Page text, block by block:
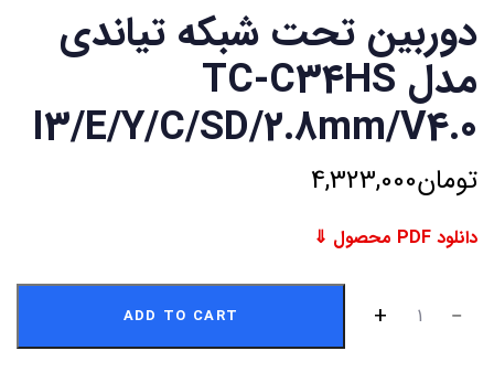
دوربین تحت شبکه تیاندی
مدل TC-C34HS
I3/E/Y/C/SD/2.8mm/V4.0
تومان4,323,000
دانلود PDF محصول ⇓
ADD TO CART